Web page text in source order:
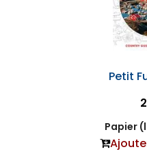
Petit
Papier